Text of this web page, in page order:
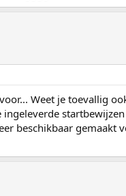
Weet je toevallig
beschikbaar gemaakt